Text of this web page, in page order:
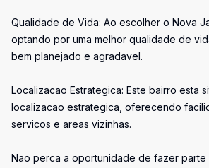
Qualidade de Vida: Ao escolher o Nova
optando por uma melhor qualidade de
bem planejado e agradavel.
Localizacao Estrategica: Este bairro esta
localizacao estrategica, oferecendo
servicos e areas vizinhas.
Nao perca a oportunidade de fazer